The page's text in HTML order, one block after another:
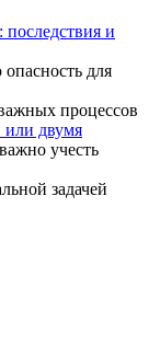
и
для
процессов
или двумя
учесть
задачей